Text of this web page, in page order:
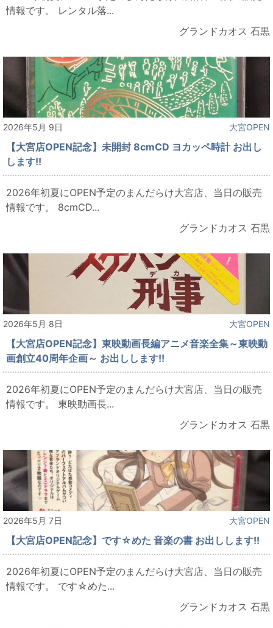
情報です。 レンタル落...
グランドカオス 石黒
2026年5月 9日 大宮OPEN
【大宮店OPEN記念】未開封 8cmCD ヨカッペ時計 お出し
します!!
2026年初夏にOPEN予定のまんだらけ大宮店、当日の販売
情報です。 8cmCD...
グランドカオス 石黒
2026年5月 8日 大宮OPEN
【大宮店OPEN記念】東映動画長編アニメ音楽全集～東映動
画創立40周年企画～ お出しします!!
2026年初夏にOPEN予定のまんだらけ大宮店、当日の販売
情報です。 東映動画長...
グランドカオス 石黒
2026年5月 7日 大宮OPEN
【大宮店OPEN記念】です☆めた 音楽の書 お出しします!!
2026年初夏にOPEN予定のまんだらけ大宮店、当日の販売
情報です。 です☆めた...
グランドカオス 石黒